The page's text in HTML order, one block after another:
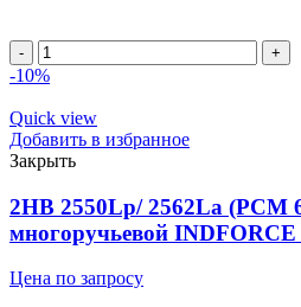
2HB
2450Lp/
(PCM
6201430)
ремень
многоручьевой
INDFORCE
Unlimit
quantity
-10%
Quick view
Добавить в избранное
Закрыть
2HB 2550Lp/ 2562La (PCM
многоручьевой
Цена по запросу